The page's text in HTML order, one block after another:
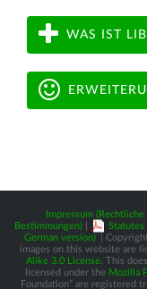
WAS IST
Impressum
Bestimmungen)
Statutes
German version)
|
images on this website are
Alike 3.0 License . This
licensed under the Mozilla
Foundation” are registered